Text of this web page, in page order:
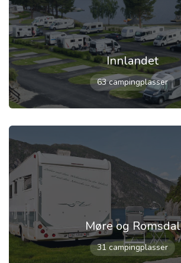
Innlandet
63 campingplasser
Møre og Romsdal
31 campingplasser